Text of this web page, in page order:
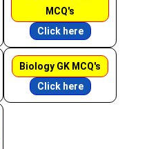
MCQ's
Click here
Biology GK MCQ's
Click here